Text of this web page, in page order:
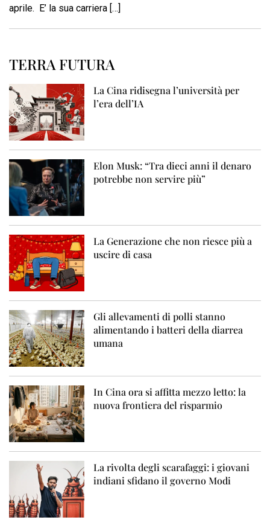
aprile. E’ la sua carriera […]
TERRA FUTURA
La Cina ridisegna l’università per
l’era dell’IA
Elon Musk: “Tra dieci anni il denaro
potrebbe non servire più”
La Generazione che non riesce più a
uscire di casa
Gli allevamenti di polli stanno
alimentando i batteri della diarrea
umana
In Cina ora si affitta mezzo letto: la
nuova frontiera del risparmio
La rivolta degli scarafaggi: i giovani
indiani sfidano il governo Modi